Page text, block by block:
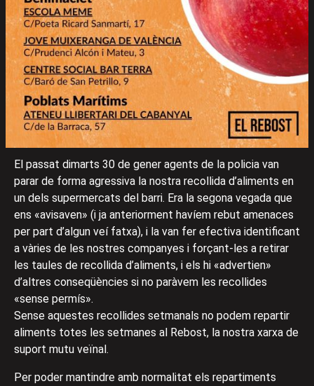
El passat dimarts 30 de gener agents de la policia van
parar de forma agressiva la nostra recollida d’aliments en
un dels supermercats del barri. Era la segona vegada que
ens «avisaven» (i ja anteriorment havíem rebut amenaces
per part d’algun veí fatxa), i la van fer efectiva identificant
a vàries de les nostres companyes i forçant-les a retirar
les taules de recollida d’aliments, i els hi «advertien»
d’altres conseqüències si no paràvem les recollides
«sense permís».
Sense aquestes recollides setmanals no podem repartir
aliments totes les setmanes al Rebost, la nostra xarxa de
suport mutu veïnal.
Per poder mantindre amb normalitat els repartiments